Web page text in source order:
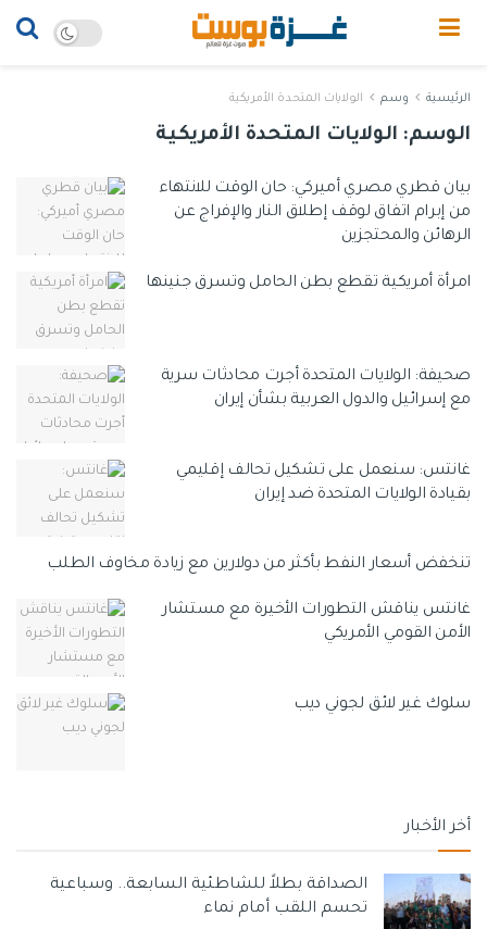
الرئيسية وسم الولايات المتحدة الأمريكية
الوسم: الولايات المتحدة الأمريكية
بيان قطري مصري أميركي: حان الوقت للانتهاء
من إبرام اتفاق لوقف إطلاق النار والإفراج عن
الرهائن والمحتجزين
امرأة أمريكية تقطع بطن الحامل وتسرق جنينها
صحيفة: الولايات المتحدة أجرت محادثات سرية
مع إسرائيل والدول العربية بشأن إيران
غانتس: سنعمل على تشكيل تحالف إقليمي
بقيادة الولايات المتحدة ضد إيران
تنخفض أسعار النفط بأكثر من دولارين مع زيادة مخاوف الطلب
غانتس يناقش التطورات الأخيرة مع مستشار
الأمن القومي الأمريكي
سلوك غير لائق لجوني ديب
أخر الأخبار
الصداقة بطلاً للشاطئية السابعة.. وسباعية
تحسم اللقب أمام نماء